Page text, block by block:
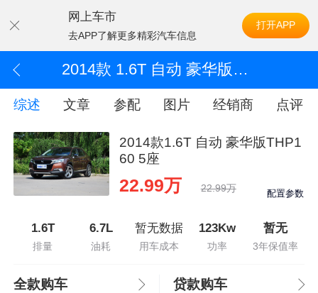
网上车市
去APP了解更多精彩汽车信息
打开APP
2014款 1.6T 自动 豪华版THP160 5座
综述 文章 参配 图片 经销商 点评
2014款1.6T 自动 豪华版THP1
60 5座
22.99万 22.99万 配置参数
1.6T
排量
6.7L
油耗
暂无数据
用车成本
123Kw
功率
暂无
3年保值率
全款购车 贷款购车